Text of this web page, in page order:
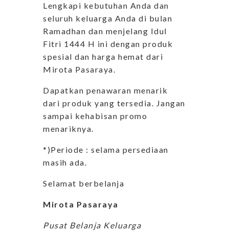
Lengkapi kebutuhan Anda dan
seluruh keluarga Anda di bulan
Ramadhan dan menjelang Idul
Fitri 1444 H ini dengan produk
spesial dan harga hemat dari
Mirota Pasaraya.
Dapatkan penawaran menarik
dari produk yang tersedia. Jangan
sampai kehabisan promo
menariknya.
*)Periode : selama persediaan
masih ada.
Selamat berbelanja
Mirota Pasaraya
Pusat Belanja Keluarga